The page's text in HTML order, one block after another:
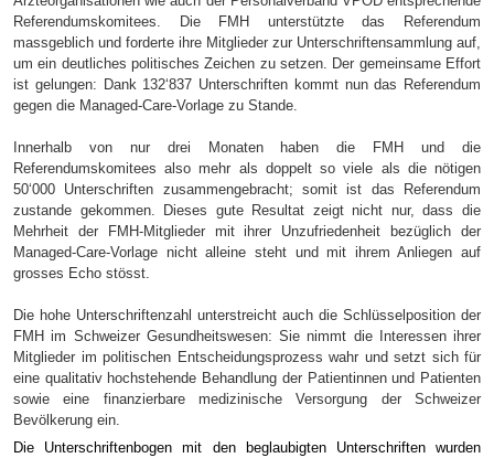
Referendumskomitees. Die FMH unterstützte das Referendum
massgeblich und forderte ihre Mitglieder zur Unterschriftensammlung auf,
um ein deutliches politisches Zeichen zu setzen. Der gemeinsame Effort
ist gelungen: Dank 132‘837 Unterschriften kommt nun das Referendum
gegen die Managed-Care-Vorlage zu Stande.
Innerhalb von nur drei Monaten haben die FMH und die
Referendumskomitees also mehr als doppelt so viele als die nötigen
50‘000 Unterschriften zusammengebracht; somit ist das Referendum
zustande gekommen. Dieses gute Resultat zeigt nicht nur, dass die
Mehrheit der FMH-Mitglieder mit ihrer Unzufriedenheit bezüglich der
Managed-Care-Vorlage nicht alleine steht und mit ihrem Anliegen auf
grosses Echo stösst.
Die hohe Unterschriftenzahl unterstreicht auch die Schlüsselposition der
FMH im Schweizer Gesundheitswesen: Sie nimmt die Interessen ihrer
Mitglieder im politischen Entscheidungsprozess wahr und setzt sich für
eine qualitativ hochstehende Behandlung der Patientinnen und Patienten
sowie eine finanzierbare medizinische Versorgung der Schweizer
Bevölkerung ein.
Die Unterschriftenbogen mit den beglaubigten Unterschriften wurden